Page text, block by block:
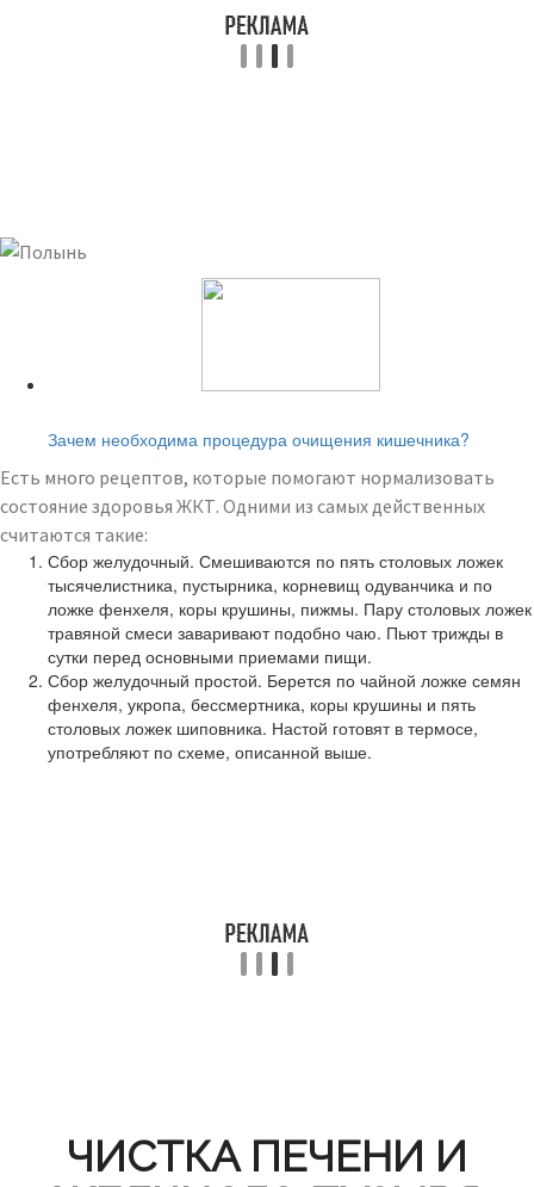
Зачем необходима процедура очищения кишечника?
Есть много рецептов, которые помогают нормализовать
состояние здоровья ЖКТ. Одними из самых действенных
считаются такие:
Сбор желудочный. Смешиваются по пять столовых ложек
тысячелистника, пустырника, корневищ одуванчика и по
ложке фенхеля, коры крушины, пижмы. Пару столовых ложек
травяной смеси заваривают подобно чаю. Пьют трижды в
сутки перед основными приемами пищи.
Сбор желудочный простой. Берется по чайной ложке семян
фенхеля, укропа, бессмертника, коры крушины и пять
столовых ложек шиповника. Настой готовят в термосе,
употребляют по схеме, описанной выше.
ЧИСТКА ПЕЧЕНИ И